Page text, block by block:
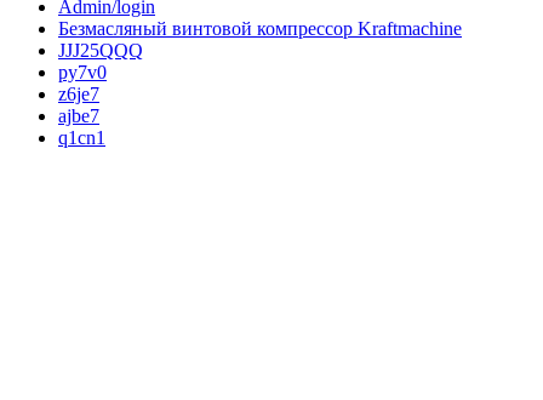
Admin/login
Безмасляный винтовой компрессор Kraftmaсhine
JJJ25QQQ
py7v0
z6je7
ajbe7
q1cn1